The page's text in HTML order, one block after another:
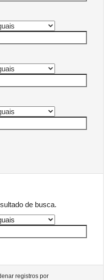
de busca.
registros por